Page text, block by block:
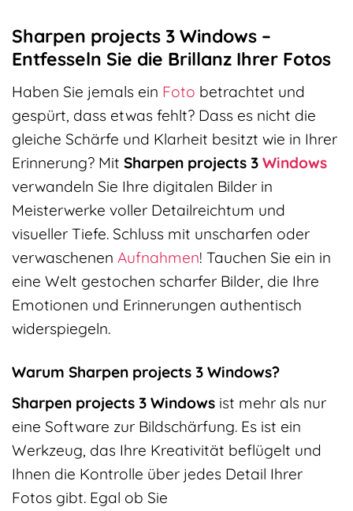
Sharpen projects 3 Windows –
Entfesseln Sie die Brillanz Ihrer Fotos
Haben Sie jemals ein Foto betrachtet und
gespürt, dass etwas fehlt? Dass es nicht die
gleiche Schärfe und Klarheit besitzt wie in Ihrer
Erinnerung? Mit Sharpen projects 3 Windows
verwandeln Sie Ihre digitalen Bilder in
Meisterwerke voller Detailreichtum und
visueller Tiefe. Schluss mit unscharfen oder
verwaschenen Aufnahmen! Tauchen Sie ein in
eine Welt gestochen scharfer Bilder, die Ihre
Emotionen und Erinnerungen authentisch
widerspiegeln.
Warum Sharpen projects 3 Windows?
Sharpen projects 3 Windows ist mehr als nur
eine Software zur Bildschärfung. Es ist ein
Werkzeug, das Ihre Kreativität beflügelt und
Ihnen die Kontrolle über jedes Detail Ihrer
Fotos gibt. Egal ob Sie